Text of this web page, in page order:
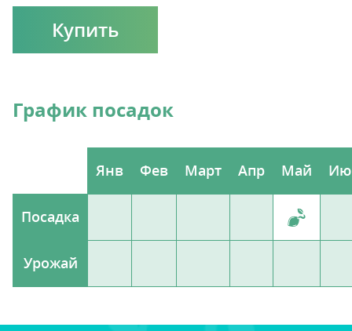
Купить
График посадок
Янв Фев Март Апр Май
Посадка
Урожай